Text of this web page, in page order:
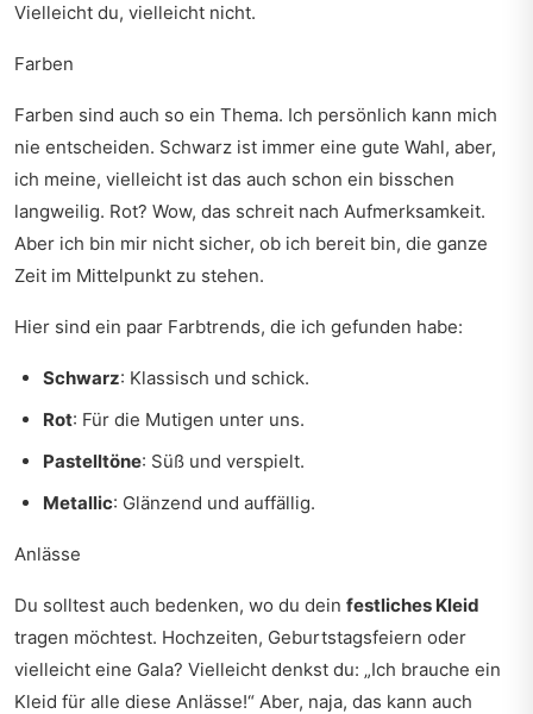
Vielleicht du, vielleicht nicht.
Farben
Farben sind auch so ein Thema. Ich persönlich kann mich
nie entscheiden. Schwarz ist immer eine gute Wahl, aber,
ich meine, vielleicht ist das auch schon ein bisschen
langweilig. Rot? Wow, das schreit nach Aufmerksamkeit.
Aber ich bin mir nicht sicher, ob ich bereit bin, die ganze
Zeit im Mittelpunkt zu stehen.
Hier sind ein paar Farbtrends, die ich gefunden habe:
Schwarz: Klassisch und schick.
Rot: Für die Mutigen unter uns.
Pastelltöne: Süß und verspielt.
Metallic: Glänzend und auffällig.
Anlässe
Du solltest auch bedenken, wo du dein festliches Kleid
tragen möchtest. Hochzeiten, Geburtstagsfeiern oder
vielleicht eine Gala? Vielleicht denkst du: „Ich brauche ein
Kleid für alle diese Anlässe!“ Aber, naja, das kann auch